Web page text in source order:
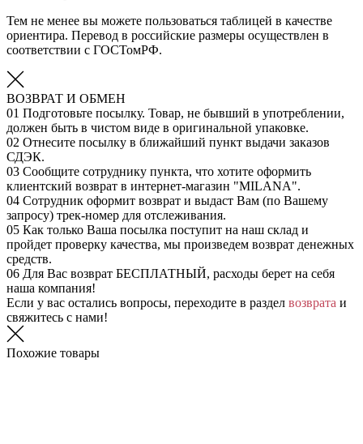
Тем не менее вы можете пользоваться таблицей в качестве
ориентира. Перевод в российские размеры осуществлен в
соответствии с ГОСТомРФ.
ВОЗВРАТ И ОБМЕН
01 Подготовьте посылку. Товар, не бывший в употреблении,
должен быть в чистом виде в оригинальной упаковке.
02 Отнесите посылку в ближайший пункт выдачи заказов
СДЭК.
03 Сообщите сотруднику пункта, что хотите оформить
клиентский возврат в интернет-магазин "MILANA".
04 Сотрудник оформит возврат и выдаст Вам (по Вашему
запросу) трек-номер для отслеживания.
05 Как только Ваша посылка поступит на наш склад и
пройдет проверку качества, мы произведем возврат денежных
средств.
06 Для Вас возврат БЕСПЛАТНЫЙ, расходы берет на себя
наша компания!
Если у вас остались вопросы, переходите в раздел возврата и
свяжитесь с нами!
Похожие товары